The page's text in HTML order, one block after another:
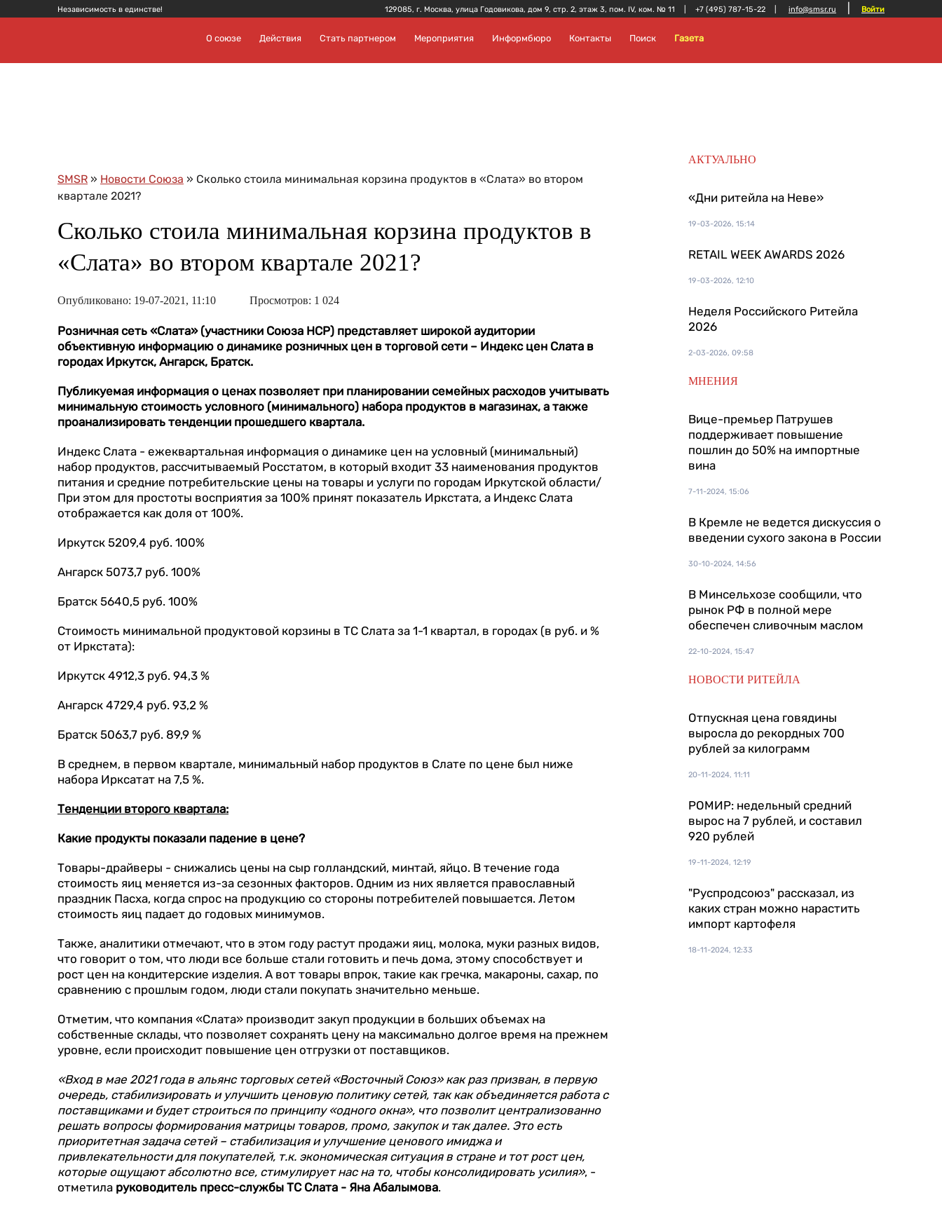
Независимость в единстве! 129085, г. Москва, улица Годовикова, дом 9, стр. 2, этаж 3, пом. IV, ком. № 11 +7 (495) 787-15-22 info@smsr.ru Войти
О союзе Действия Стать партнером Мероприятия Информбюро Контакты Поиск Газета
SMSR » Новости Союза » Сколько стоила минимальная корзина продуктов в «Слата» во втором
квартале 2021?
Сколько стоила минимальная корзина продуктов в
«Слата» во втором квартале 2021?
Опубликовано: 19-07-2021, 11:10 Просмотров: 1 024
Розничная сеть «Слата» (участники Союза НСР) представляет широкой аудитории
объективную информацию о динамике розничных цен в торговой сети – Индекс цен Слата в
городах Иркутск, Ангарск, Братск.
Публикуемая информация о ценах позволяет при планировании семейных расходов учитывать
минимальную стоимость условного (минимального) набора продуктов в магазинах, а также
проанализировать тенденции прошедшего квартала.
Индекс Слата - ежеквартальная информация о динамике цен на условный (минимальный)
набор продуктов, рассчитываемый Росстатом, в который входит 33 наименования продуктов
питания и средние потребительские цены на товары и услуги по городам Иркутской области/
При этом для простоты восприятия за 100% принят показатель Иркстата, а Индекс Слата
отображается как доля от 100%.
Иркутск 5209,4 руб. 100%
Ангарск 5073,7 руб. 100%
Братск 5640,5 руб. 100%
Стоимость минимальной продуктовой корзины в ТС Слата за 1-1 квартал, в городах (в руб. и %
от Иркстата):
Иркутск 4912,3 руб. 94,3 %
Ангарск 4729,4 руб. 93,2 %
Братск 5063,7 руб. 89,9 %
В среднем, в первом квартале, минимальный набор продуктов в Слате по цене был ниже
набора Ирксатат на 7,5 %.
Тенденции второго квартала:
Какие продукты показали падение в цене?
Товары-драйверы - снижались цены на сыр голландский, минтай, яйцо. В течение года
стоимость яиц меняется из-за сезонных факторов. Одним из них является православный
праздник Пасха, когда спрос на продукцию со стороны потребителей повышается. Летом
стоимость яиц падает до годовых минимумов.
Также, аналитики отмечают, что в этом году растут продажи яиц, молока, муки разных видов,
что говорит о том, что люди все больше стали готовить и печь дома, этому способствует и
рост цен на кондитерские изделия. А вот товары впрок, такие как гречка, макароны, сахар, по
сравнению с прошлым годом, люди стали покупать значительно меньше.
Отметим, что компания «Слата» производит закуп продукции в больших объемах на
собственные склады, что позволяет сохранять цену на максимально долгое время на прежнем
уровне, если происходит повышение цен отгрузки от поставщиков.
«Вход в мае 2021 года в альянс торговых сетей «Восточный Союз» как раз призван, в первую
очередь, стабилизировать и улучшить ценовую политику сетей, так как объединяется работа с
поставщиками и будет строиться по принципу «одного окна», что позволит централизованно
решать вопросы формирования матрицы товаров, промо, закупок и так далее. Это есть
приоритетная задача сетей – стабилизация и улучшение ценового имиджа и
привлекательности для покупателей, т.к. экономическая ситуация в стране и тот рост цен,
которые ощущают абсолютно все, стимулирует нас на то, чтобы консолидировать усилия», -
отметила руководитель пресс-службы ТС Слата - Яна Абалымова.
АКТУАЛЬНО
«Дни ритейла на Неве»
19-03-2026, 15:14
RETAIL WEEK AWARDS 2026
19-03-2026, 12:10
Неделя Российского Ритейла
2026
2-03-2026, 09:58
МНЕНИЯ
Вице-премьер Патрушев
поддерживает повышение
пошлин до 50% на импортные
вина
7-11-2024, 15:06
В Кремле не ведется дискуссия о
введении сухого закона в России
30-10-2024, 14:56
В Минсельхозе сообщили, что
рынок РФ в полной мере
обеспечен сливочным маслом
22-10-2024, 15:47
НОВОСТИ РИТЕЙЛА
Отпускная цена говядины
выросла до рекордных 700
рублей за килограмм
20-11-2024, 11:11
РОМИР: недельный средний
вырос на 7 рублей, и составил
920 рублей
19-11-2024, 12:19
"Руспродсоюз" рассказал, из
каких стран можно нарастить
импорт картофеля
18-11-2024, 12:33